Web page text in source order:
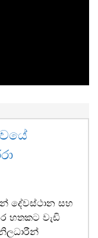
දේවස්ථාන සහ
හතකට වැඩි